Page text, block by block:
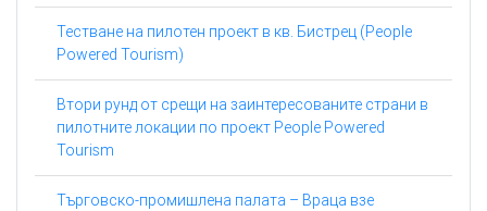
Тестване на пилотен проект в кв. Бистрец (People
Powered Tourism)
Втори рунд от срещи на заинтересованите страни в
пилотните локации по проект People Powered
Tourism
Търговско-промишлена палата – Враца взе